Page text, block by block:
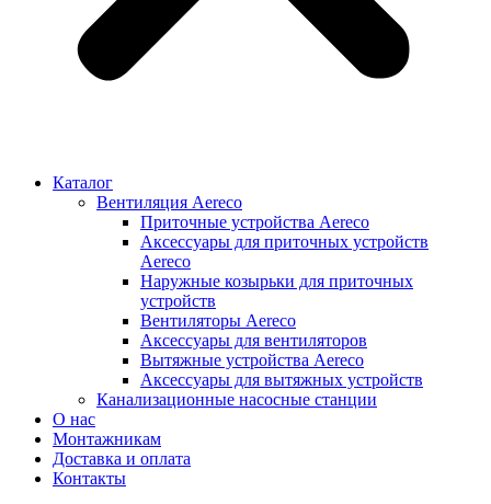
Каталог
Вентиляция Aereco
Приточные устройства Aereco
Аксессуары для приточных устройств
Aereco
Наружные козырьки для приточных
устройств
Вентиляторы Aereco
Аксессуары для вентиляторов
Вытяжные устройства Aereco
Аксессуары для вытяжных устройств
Канализационные насосные станции
О нас
Монтажникам
Доставка и оплата
Контакты